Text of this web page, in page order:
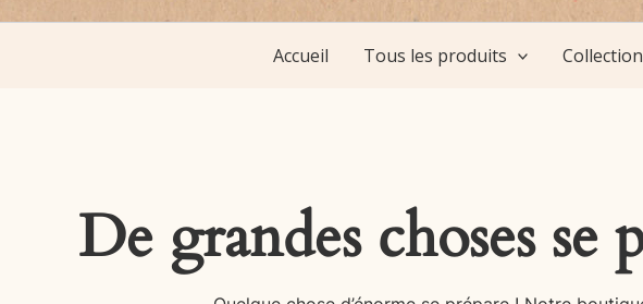
Accueil Tous les produits
De grandes choses